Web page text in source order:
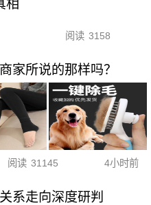
相
阅读 3158
家所说的那样吗？
阅读 31145 4小时前
系走向深度研判